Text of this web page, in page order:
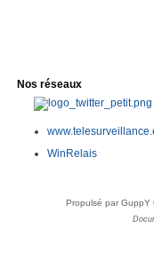
Nos réseaux
WinRelais
Propulsé par GuppY